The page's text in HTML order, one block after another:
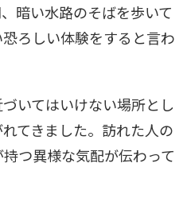
暗い水路のそばを歩いて
ろしい体験をすると言わ
いてはいけない場所とし
てきました。訪れた人の
つ異様な気配が伝わって